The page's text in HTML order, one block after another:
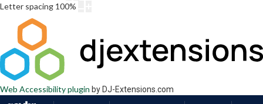
Letter spacing 100%
Web Accessibility plugin by DJ-Extensions.com